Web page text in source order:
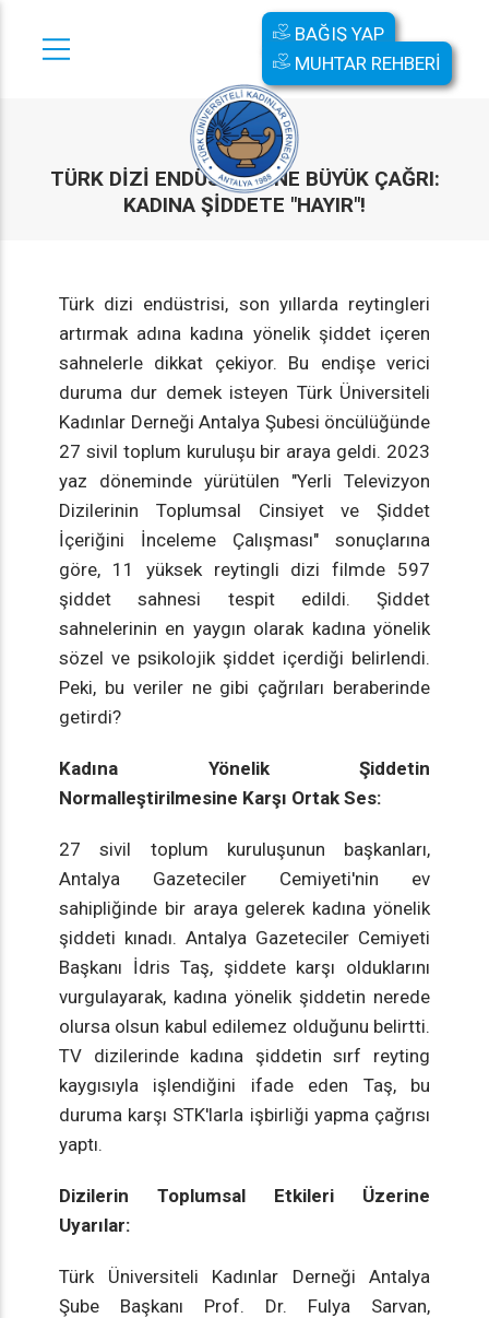
BAĞIŞ YAP
MUHTAR REHBERİ
TÜRK DIZI ENDÜSTRISINE BÜYÜK ÇAĞRI:
KADINA ŞIDDETE "HAYIR"!
Türk dizi endüstrisi, son yıllarda reytingleri
artırmak adına kadına yönelik şiddet içeren
sahnelerle dikkat çekiyor. Bu endişe verici
duruma dur demek isteyen Türk Üniversiteli
Kadınlar Derneği Antalya Şubesi öncülüğünde
27 sivil toplum kuruluşu bir araya geldi. 2023
yaz döneminde yürütülen "Yerli Televizyon
Dizilerinin Toplumsal Cinsiyet ve Şiddet
İçeriğini İnceleme Çalışması" sonuçlarına
göre, 11 yüksek reytingli dizi filmde 597
şiddet sahnesi tespit edildi. Şiddet
sahnelerinin en yaygın olarak kadına yönelik
sözel ve psikolojik şiddet içerdiği belirlendi.
Peki, bu veriler ne gibi çağrıları beraberinde
getirdi?
Kadına Yönelik Şiddetin
Normalleştirilmesine Karşı Ortak Ses:
27 sivil toplum kuruluşunun başkanları,
Antalya Gazeteciler Cemiyeti'nin ev
sahipliğinde bir araya gelerek kadına yönelik
şiddeti kınadı. Antalya Gazeteciler Cemiyeti
Başkanı İdris Taş, şiddete karşı olduklarını
vurgulayarak, kadına yönelik şiddetin nerede
olursa olsun kabul edilemez olduğunu belirtti.
TV dizilerinde kadına şiddetin sırf reyting
kaygısıyla işlendiğini ifade eden Taş, bu
duruma karşı STK'larla işbirliği yapma çağrısı
yaptı.
Dizilerin Toplumsal Etkileri Üzerine
Uyarılar:
Türk Üniversiteli Kadınlar Derneği Antalya
Şube Başkanı Prof. Dr. Fulya Sarvan,